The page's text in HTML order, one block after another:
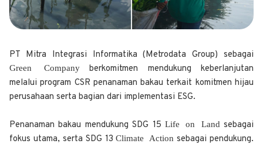
PT Mitra Integrasi Informatika (Metrodata Group) sebagai
Green Companyberkomitmen mendukung keberlanjutan
melalui program CSR penanaman bakau terkait komitmen hijau
perusahaan serta bagian dari implementasi ESG.
Penanaman bakau mendukung SDG 15 Life on Land sebagai
fokus utama, serta SDG 13Climate Action sebagai pendukung.